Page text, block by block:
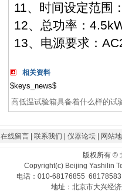
11、时间设
12、总功率：
13、电源要求：
相关资料
$keys_news$
高低温试验箱具备着什么样的试
在线留言 联系我们 仪器论坛 网站
版权所有©
Copyright(c) Beijing Yashilin
电话：010-68176855
地址：北京市大兴经